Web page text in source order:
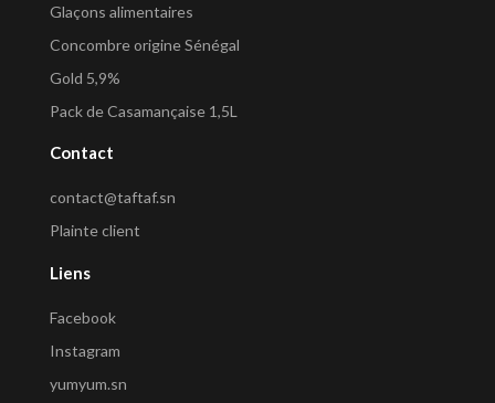
Glaçons alimentaires
Concombre origine Sénégal
Gold 5,9%
Pack de Casamançaise 1,5L
Contact
contact@taftaf.sn
Plainte client
Liens
Facebook
Instagram
yumyum.sn